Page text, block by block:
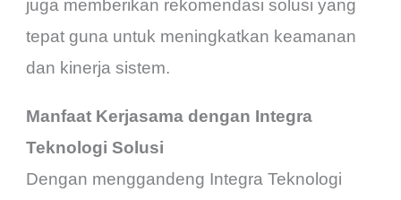
juga memberikan rekomendasi solusi yang
tepat guna untuk meningkatkan keamanan
dan kinerja sistem.
Manfaat Kerjasama dengan Integra
Teknologi Solusi
Dengan menggandeng Integra Teknologi